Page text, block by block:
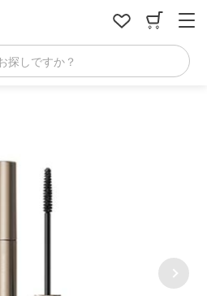
探しですか？